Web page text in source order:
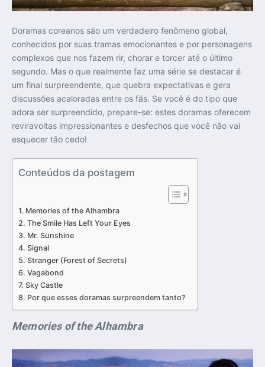
Doramas coreanos são um verdadeiro fenômeno global,
conhecidos por suas tramas emocionantes e por personagens
complexos que nos fazem rir, chorar e torcer até o último
segundo. Mas o que realmente faz uma série se destacar é
um final surpreendente, que quebra expectativas e gera
discussões acaloradas entre os fãs. Se você é do tipo que
adora ser surpreendido, prepare-se: estes doramas oferecem
reviravoltas impressionantes e desfechos que você não vai
esquecer tão cedo!
Conteúdos da postagem
Memories of the Alhambra
The Smile Has Left Your Eyes
Mr. Sunshine
Signal
Stranger (Forest of Secrets)
Vagabond
Sky Castle
Por que esses doramas surpreendem tanto?
Memories of the Alhambra